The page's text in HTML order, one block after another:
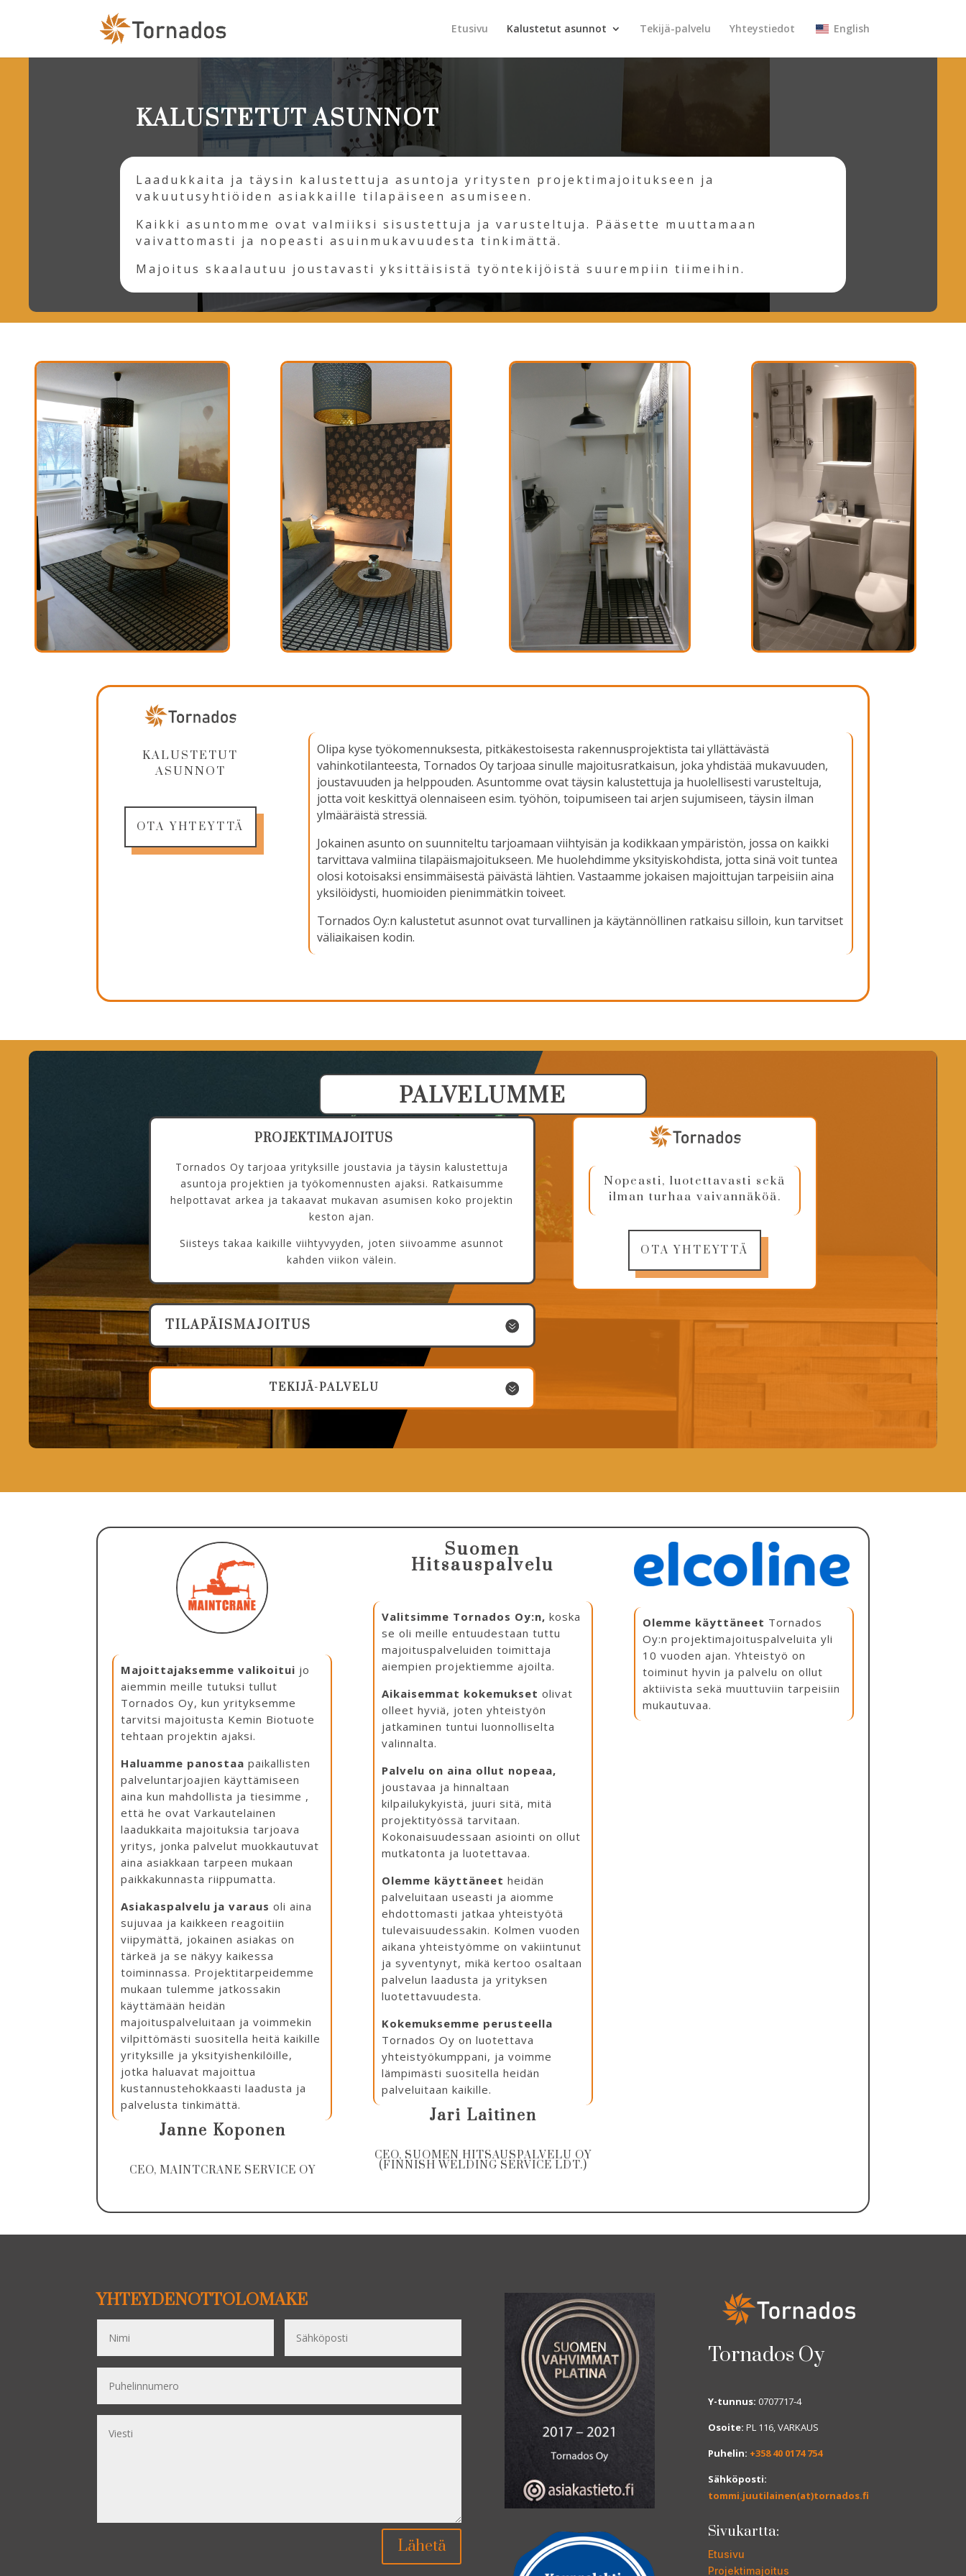
Etusivu Kalustetut asunnot Tekijä-palvelu Yhteystiedot English
KALUSTETUT ASUNNOT
Laadukkaita ja täysin kalustettuja asuntoja yritysten projektimajoitukseen ja
vakuutusyhtiöiden asiakkaille tilapäiseen asumiseen.
Kaikki asuntomme ovat valmiiksi sisustettuja ja varusteltuja. Pääsette muuttamaan
vaivattomasti ja nopeasti asuinmukavuudesta tinkimättä.
Majoitus skaalautuu joustavasti yksittäisistä työntekijöistä suurempiin tiimeihin.
KALUSTETUT
ASUNNOT
OTA YHTEYTTÄ
Olipa kyse työkomennuksesta, pitkäkestoisesta rakennusprojektista tai yllättävästä
vahinkotilanteesta, Tornados Oy tarjoaa sinulle majoitusratkaisun, joka yhdistää mukavuuden,
joustavuuden ja helppouden. Asuntomme ovat täysin kalustettuja ja huolellisesti varusteltuja,
jotta voit keskittyä olennaiseen esim. työhön, toipumiseen tai arjen sujumiseen, täysin ilman
ylmääräistä stressiä.
Jokainen asunto on suunniteltu tarjoamaan viihtyisän ja kodikkaan ympäristön, jossa on kaikki
tarvittava valmiina tilapäismajoitukseen. Me huolehdimme yksityiskohdista, jotta sinä voit tuntea
olosi kotoisaksi ensimmäisestä päivästä lähtien. Vastaamme jokaisen majoittujan tarpeisiin aina
yksilöidysti, huomioiden pienimmätkin toiveet.
Tornados Oy:n kalustetut asunnot ovat turvallinen ja käytännöllinen ratkaisu silloin, kun tarvitset
väliaikaisen kodin.
PALVELUMME
PROJEKTIMAJOITUS
Tornados Oy tarjoaa yrityksille joustavia ja täysin kalustettuja
asuntoja projektien ja työkomennusten ajaksi. Ratkaisumme
helpottavat arkea ja takaavat mukavan asumisen koko projektin
keston ajan.
Siisteys takaa kaikille viihtyvyyden, joten siivoamme asunnot
kahden viikon välein.
TILAPÄISMAJOITUS
TEKIJÄ-PALVELU
Nopeasti, luotettavasti sekä
ilman turhaa vaivannäköä.
OTA YHTEYTTÄ
Majoittajaksemme valikoitui jo
aiemmin meille tutuksi tullut
Tornados Oy, kun yrityksemme
tarvitsi majoitusta Kemin Biotuote
tehtaan projektin ajaksi.
Haluamme panostaa paikallisten
palveluntarjoajien käyttämiseen
aina kun mahdollista ja tiesimme ,
että he ovat Varkautelainen
laadukkaita majoituksia tarjoava
yritys, jonka palvelut muokkautuvat
aina asiakkaan tarpeen mukaan
paikkakunnasta riippumatta.
Asiakaspalvelu ja varaus oli aina
sujuvaa ja kaikkeen reagoitiin
viipymättä, jokainen asiakas on
tärkeä ja se näkyy kaikessa
toiminnassa. Projektitarpeidemme
mukaan tulemme jatkossakin
käyttämään heidän
majoituspalveluitaan ja voimmekin
vilpittömästi suositella heitä kaikille
yrityksille ja yksityishenkilöille,
jotka haluavat majoittua
kustannustehokkaasti laadusta ja
palvelusta tinkimättä.
Janne Koponen
CEO, MAINTCRANE SERVICE OY
Suomen
Hitsauspalvelu
Valitsimme Tornados Oy:n, koska
se oli meille entuudestaan tuttu
majoituspalveluiden toimittaja
aiempien projektiemme ajoilta.
Aikaisemmat kokemukset olivat
olleet hyviä, joten yhteistyön
jatkaminen tuntui luonnolliselta
valinnalta.
Palvelu on aina ollut nopeaa,
joustavaa ja hinnaltaan
kilpailukykyistä, juuri sitä, mitä
projektityössä tarvitaan.
Kokonaisuudessaan asiointi on ollut
mutkatonta ja luotettavaa.
Olemme käyttäneet heidän
palveluitaan useasti ja aiomme
ehdottomasti jatkaa yhteistyötä
tulevaisuudessakin. Kolmen vuoden
aikana yhteistyömme on vakiintunut
ja syventynyt, mikä kertoo osaltaan
palvelun laadusta ja yrityksen
luotettavuudesta.
Kokemuksemme perusteella
Tornados Oy on luotettava
yhteistyökumppani, ja voimme
lämpimästi suositella heidän
palveluitaan kaikille.
Jari Laitinen
CEO, SUOMEN HITSAUSPALVELU OY
(FINNISH WELDING SERVICE LDT.)
Olemme käyttäneet Tornados
Oy:n projektimajoituspalveluita yli
10 vuoden ajan. Yhteistyö on
toiminut hyvin ja palvelu on ollut
aktiivista sekä muuttuviin tarpeisiin
mukautuvaa.
YHTEYDENOTTOLOMAKE
Lähetä
Tornados Oy
Y-tunnus: 0707717-4
Osoite:PL 116, VARKAUS
Puhelin: +358 40 0174 754
Sähköposti:
tommi.juutilainen(at)tornados.fi
Sivukartta:
Etusivu
Projektimajoitus